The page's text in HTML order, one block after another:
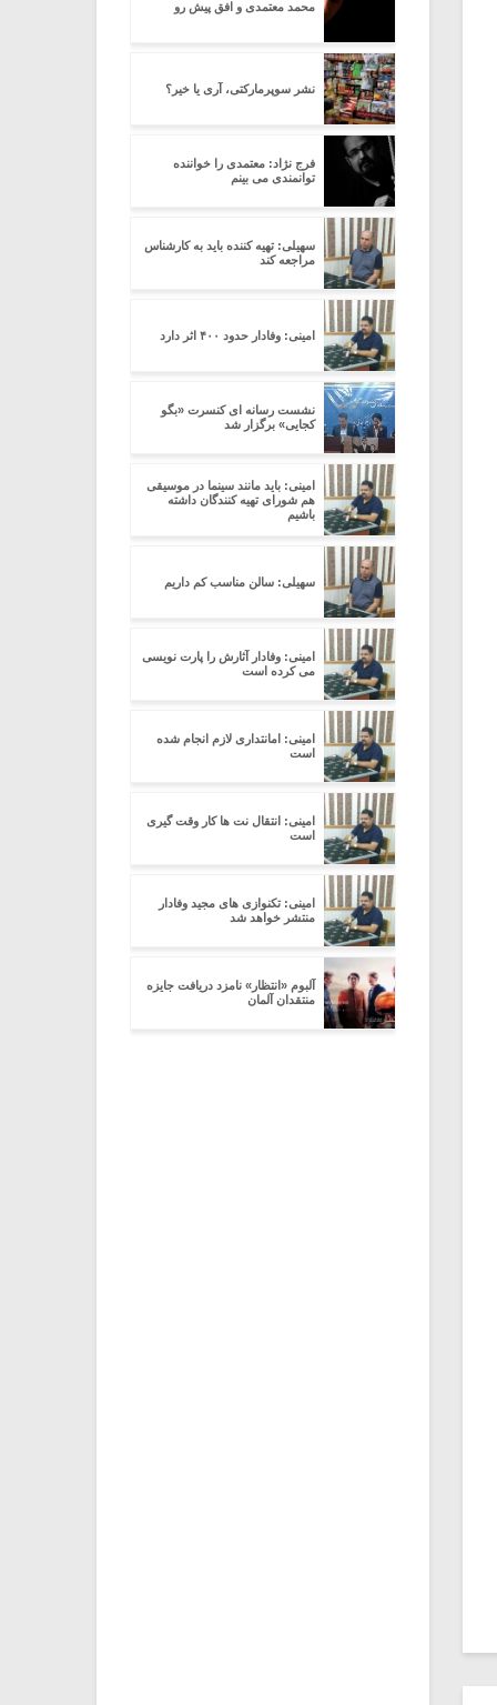
محمد معتمدی و افق پیش رو
نشر سوپرمارکتی، آری یا خیر؟
فرج نژاد: معتمدی را خواننده
توانمندی می بینم
سهیلی: تهیه کننده باید به کارشناس
مراجعه کند
امینی: وفادار حدود ۴۰۰ اثر دارد
نشست رسانه ای کنسرت «بگو
کجایی» برگزار شد
امینی: باید مانند سینما در موسیقی
هم شورای تهیه کنندگان داشته
باشیم
سهیلی: سالن مناسب کم داریم
امینی: وفادار آثارش را پارت نویسی
می کرده است
امینی: امانتداری لازم انجام شده
است
امینی: انتقال نت ها کار وقت گیری
است
امینی: تکنوازی های مجید وفادار
منتشر خواهد شد
آلبوم «انتظار» نامزد دریافت جایزه
منتقدان آلمان